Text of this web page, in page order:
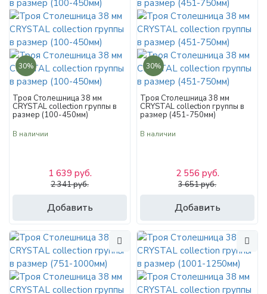
30%
Троя Столешница 38 мм
CRYSTAL collection группы в
размер (100-450мм)
В наличии
Добавить
1 639 руб.
2 341 руб.
30%
Троя Столешница 38 мм
CRYSTAL collection группы в
размер (451-750мм)
В наличии
Добавить
2 556 руб.
3 651 руб.